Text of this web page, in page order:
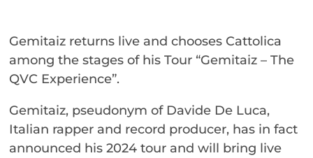
Gemitaiz returns live and chooses Cattolica
among the stages of his Tour “Gemitaiz – The
QVC Experience”.
Gemitaiz, pseudonym of Davide De Luca,
Italian rapper and record producer, has in fact
announced his 2024 tour and will bring live